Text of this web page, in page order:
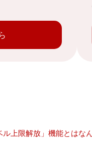
上限解放」機能とはな